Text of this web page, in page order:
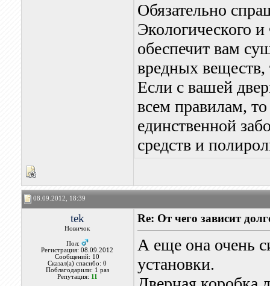
Обязательно
Экологического
обеспечит вам
вредных веществ,
Если с вашей
всем правилам,
единственной
средств и
08.09.2012, 18:39
tek
Новичок
Пол:
Регистрация: 08.09.2012
Сообщений: 10
Сказал(а) спасибо: 0
Поблагодарили: 1 раз
Репутация: 11
Re: От чего зависит
А еще она очень
установки.